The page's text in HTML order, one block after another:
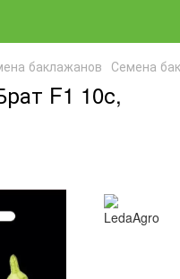
баклажанов Семена
F1 10с,